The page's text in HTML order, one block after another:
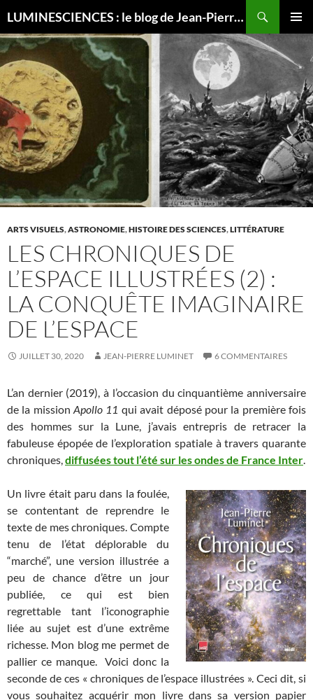
LUMINESCIENCES : le blog de Jean-Pierre LUMINET, astrophysicien
MENU
AU
CONTENU
ARTS VISUELS,ASTRONOMIE,HISTOIRE DES SCIENCES,LITTÉRATURE
LES CHRONIQUES DE
L’ESPACE ILLUSTRÉES (2) :
LA CONQUÊTE IMAGINAIRE
DE L’ESPACE
JUILLET 30, 2020 JEAN-PIERRE LUMINET 6 COMMENTAIRES
L’an dernier (2019), à l’occasion du cinquantième anniversaire
de la missionApollo 11 qui avait déposé pour la première fois
des hommes sur la Lune, j’avais entrepris de retracer la
fabuleuse épopée de l’exploration spatiale à travers quarante
chroniques,diffusées tout l’été sur les ondes de France Inter.
Un livre était paru dans la foulée,
se contentant de reprendre le
texte de mes chroniques. Compte
tenu de l’état déplorable du
“marché”, une version illustrée a
peu de chance d’être un jour
publiée, ce qui est bien
regrettable tant l’iconographie
liée au sujet est d’une extrême
richesse. Mon blog me permet de
pallier ce manque. Voici donc la
seconde de ces « chroniques de l’espace illustrées ». Ceci dit, si
vous souhaitez acquérir mon livre dans sa version papier